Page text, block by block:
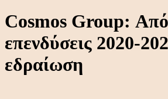
Cosmos Group: Από
επενδύσεις 2020-
εδραίωση